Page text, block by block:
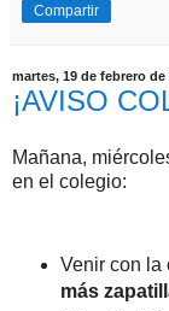
Compartir
martes, 19 de febrero de
¡AVISO
Mañana,
en el colegio:
Venir con la
más